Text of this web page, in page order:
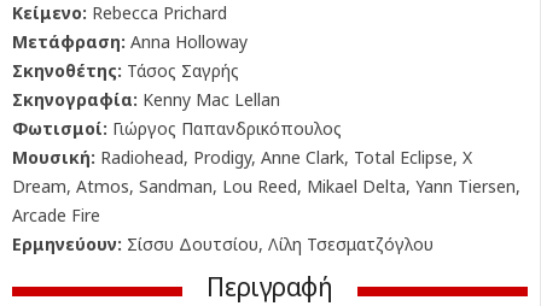
Κείμενο: Rebecca Prichard
Μετάφραση: Anna Holloway
Σκηνοθέτης: Τάσος Σαγρής
Σκηνογραφία: Κenny Mac Lellan
Φωτισμοί: Γιώργος Παπανδρικόπουλος
Μουσική: Radiohead, Prodigy, Anne Clark, Total Eclipse, X
Dream, Atmos, Sandman, Lou Reed, Μikael Delta, Yann Tiersen,
Αrcade Fire
Ερμηνεύουν: Σίσσυ Δουτσίου, Λίλη Τσεσματζόγλου
Περιγραφή